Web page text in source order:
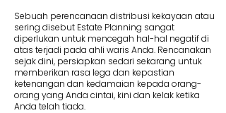
Sebuah perencanaan distribusi kekayaan atau
sering disebut Estate Planning sangat
diperlukan untuk mencegah hal-hal negatif di
atas terjadi pada ahli waris Anda. Rencanakan
sejak dini, persiapkan sedari sekarang untuk
memberikan rasa lega dan kepastian
ketenangan dan kedamaian kepada orang-
orang yang Anda cintai, kini dan kelak ketika
Anda telah tiada.